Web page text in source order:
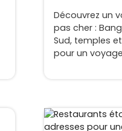
Découvrez un
pas cher :
Sud, temples
pour un